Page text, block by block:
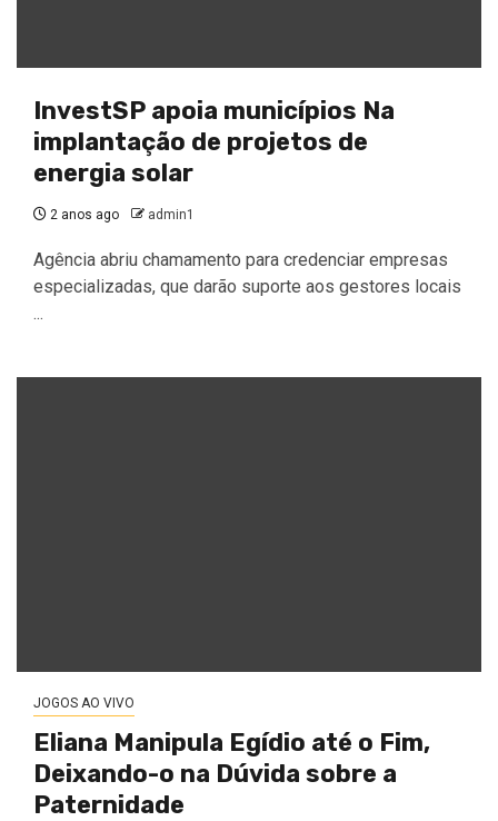
InvestSP apoia municípios Na
implantação de projetos de
energia solar
2 anos ago admin1
Agência abriu chamamento para credenciar empresas
especializadas, que darão suporte aos gestores locais
...
JOGOS AO VIVO
Eliana Manipula Egídio até o Fim,
Deixando-o na Dúvida sobre a
Paternidade